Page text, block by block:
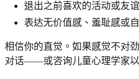
退出之前喜欢的活动或友谊
表达无价值感、羞耻感或
相信你的直觉。如果感觉不对
对话——或咨询儿童心理学家以